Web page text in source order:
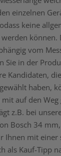
einzelnen
keine
können.
vom
Sie in der
Kandidaten,
haben,
auf den Weg
z.B. bei
Bosch 34
Ihnen mit einer
als Kauf-Tipp